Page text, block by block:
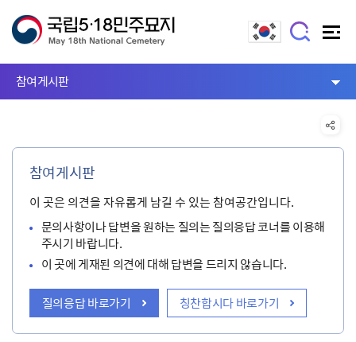
참여게시판
참여게시판
이 곳은 의견을 자유롭게 남길 수 있는 참여공간입니다.
문의사항이나 답변을 원하는 질의는 질의응답 코너를 이용해
주시기 바랍니다.
이 곳에 게재된 의견에 대해 답변을 드리지 않습니다.
질의응답 바로가기 칭찬합시다 바로가기